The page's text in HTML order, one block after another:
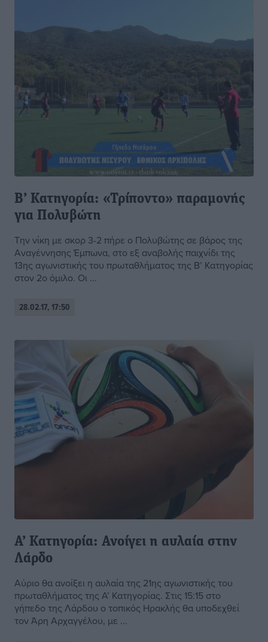
Β’ Κατηγορία: «Τρίποντο» παραμονής
για Πολυβώτη
Την νίκη με σκορ 3-2 πήρε ο Πολυβώτης σε βάρος της
Αναγέννησης Έμπωνα, στο εξ αναβολής παιχνίδι της
13ης αγωνιστικής του πρωταθλήματος της Β’ Κατηγορίας
στον 2ο όμιλο. Οι ...
28.02.17, 17:50
Α’ Κατηγορία: Ανοίγει η αυλαία στην
Λάρδο
Αύριο θα ανοίξει η αυλαία της 21ης αγωνιστικής του
πρωταθλήματος της Α’ Κατηγορίας. Στις 15:15 στο
γήπεδο της Λάρδου ο τοπικός Ηρακλής θα υποδεχθεί
τον Άρη Αρχαγγέλου, με ...